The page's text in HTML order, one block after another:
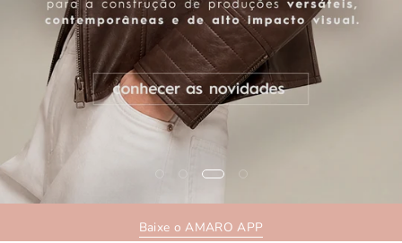
Baixe o AMARO APP